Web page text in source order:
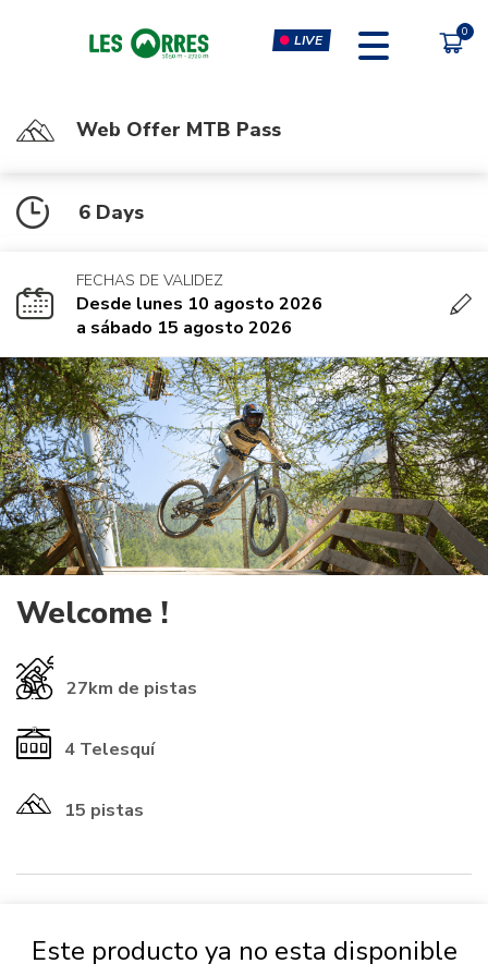
LIVE
Web Offer MTB Pass
6 Days
FECHAS DE VALIDEZ
Desde lunes 10 agosto 2026
a sábado 15 agosto 2026
Welcome !
27km de pistas
4 Telesquí
15 pistas
Este producto ya no esta disponible
MOUTAIN BIKE PASS
CHÈQUE CADEAU
CLIMBING & CLIP'N CLIMB
GYM, CARDIO & FITNESS
CLASSES
MASSAGES